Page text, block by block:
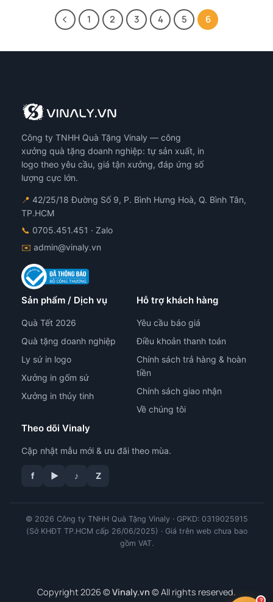
1 2 3 4 5 6
Công ty TNHH Quà Tặng Vinaly — công
xưởng quà tặng doanh nghiệp: tự sản xuất, in
logo theo yêu cầu, giá tận xưởng, đáp ứng số
lượng cực lớn.
📍 42/25/18 Đường Số 9, P. Bình Hưng Hoà, Q. Bình Tân,
TP.HCM
📞 0705.451.451 · Zalo
✉️ admin@vinaly.vn
Sản phẩm / Dịch vụ
Quà Tết 2026
Quà tặng doanh nghiệp
Ly sứ in logo
Xưởng in gốm sứ
Xưởng in thủy tinh
Hỗ trợ khách hàng
Yêu cầu báo giá
Điều khoản thanh toán
Chính sách trả hàng & hoàn
tiền
Chính sách giao nhận
Về chúng tôi
Theo dõi Vinaly
Cập nhật mẫu mới & ưu đãi theo mùa.
f ▶ ♪ Z
© 2026 Công ty TNHH Quà Tặng Vinaly · GPKD: 0319025915
(Sở KHĐT TP.HCM cấp 26/06/2025) · Giá trên web chưa bao
gồm VAT.
Copyright 2026 © Vinaly.vn © All rights reserved.
tư vấn công nghệ in
?